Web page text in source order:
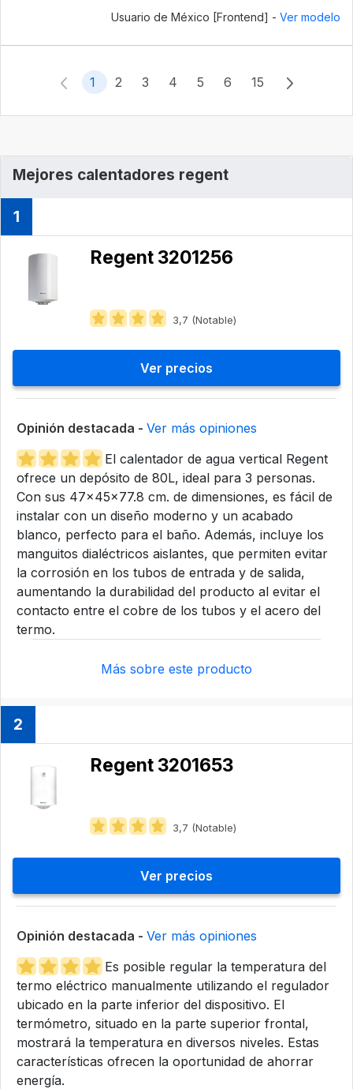
Usuario de México [Frontend] - Ver modelo
1 2 3 4 5 6 15
Mejores calentadores regent
1
Regent 3201256
3,7 (Notable)
Ver precios
Opinión destacada - Ver más opiniones
El calentador de agua vertical Regent
ofrece un depósito de 80L, ideal para 3 personas.
Con sus 47x45x77.8 cm. de dimensiones, es fácil de
instalar con un diseño moderno y un acabado
blanco, perfecto para el baño. Además, incluye los
manguitos dialéctricos aislantes, que permiten evitar
la corrosión en los tubos de entrada y de salida,
aumentando la durabilidad del producto al evitar el
contacto entre el cobre de los tubos y el acero del
termo.
Más sobre este producto
2
Regent 3201653
3,7 (Notable)
Ver precios
Opinión destacada - Ver más opiniones
Es posible regular la temperatura del
termo eléctrico manualmente utilizando el regulador
ubicado en la parte inferior del dispositivo. El
termómetro, situado en la parte superior frontal,
mostrará la temperatura en diversos niveles. Estas
características ofrecen la oportunidad de ahorrar
energía.